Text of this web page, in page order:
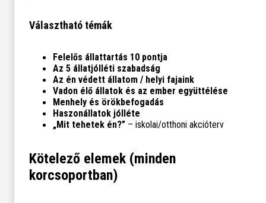
Választható témák
Felelős állattartás 10 pontja
Az 5 állatjólléti szabadság
Az én védett állatom / helyi fajaink
Vadon élő állatok és az ember együttélése
Menhely és örökbefogadás
Haszonállatok jólléte
„Mit tehetek én?”– iskolai/otthoni akcióterv
Kötelező elemek (minden
korcsoportban)